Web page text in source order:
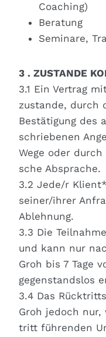
Coa­ching)
Bera­tung
Semi­na­re,
3 . ZUSTANDE
3.1 Ein Ver­trag
zustan­de, durch
Bestä­ti­gung des
schrie­be­nen
Wege oder
sche Abspra­che.
3.2 Jede/r
seiner/ihrer
Ableh­nung.
3.3 Die
und kann nur
Groh bis 7 Tage
gegen­stands­los
3.4 Das
Groh jedoch
tritt füh­ren­den